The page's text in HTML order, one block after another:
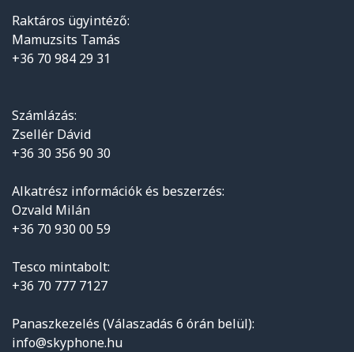
Raktáros ügyintéző:
Mamuzsits Tamás
+36 70 984 29 31
Számlázás:
Zsellér Dávid
+36 30 356 90 30
Alkatrész információk és beszerzés:
Ozvald Milán
+36 70 930 00 59
Tesco mintabolt:
+36 70 777 7127
Panaszkezelés (Válaszadás 6 órán belül):
info@skyphone.hu